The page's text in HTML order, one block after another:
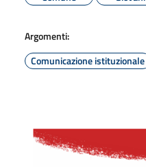
Argomenti:
Comunicazione istituzionale